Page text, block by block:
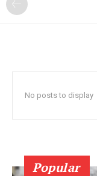
No posts to display
Popular